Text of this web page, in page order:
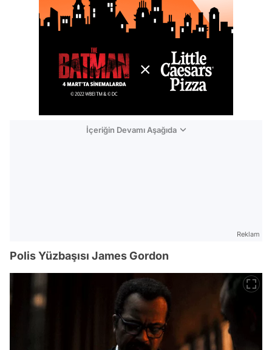
İçeriğin Devamı Aşağıda
Reklam
Polis Yüzbaşısı James Gordon